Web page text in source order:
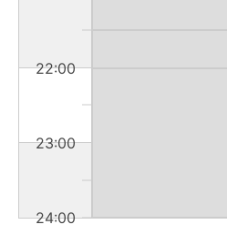
22:00
23:00
24:00